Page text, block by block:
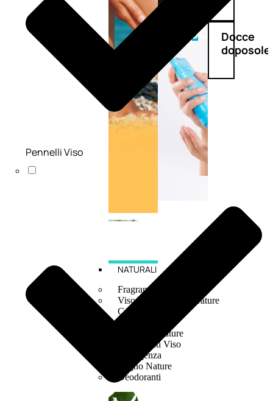
Doposole
Docce
doposole
NATURALI
Fragranze Nature
Viso/Labbra/Occhi Nature
Corpo
Maschera Nature
Trattamenti Viso
Detergenza
Bagno Nature
Deodoranti
Pennelli Viso